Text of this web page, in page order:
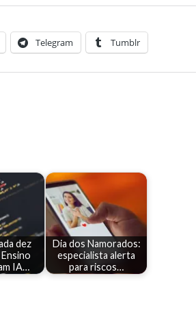
Telegram Tumblr
dez
IA…
Dia dos Namorados:
especialista alerta
para riscos…